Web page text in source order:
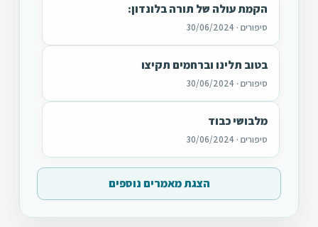
הקמת עולה של תורה בלונדון:
סיפורים · 30/06/2024
בטוב תלינו וברחמים תקיצו
סיפורים · 30/06/2024
מלבושי כבוד
סיפורים · 30/06/2024
הצגת מאמרים נוספים